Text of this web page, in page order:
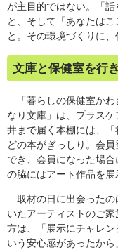
が主目的ではない。「
と、そして「あなたは
と。その環境づくりに、
文庫と保健室を行
「暮らしの保健室かわ
なり文庫」は、プラス
井まで届く本棚には、
どの本がぎっしり。会
でき、会員になった場
の脇にはアート作品を展
取材の日に出会ったの
いたアーティストのご
方は、「展示にチャレ
いう安心感があったから